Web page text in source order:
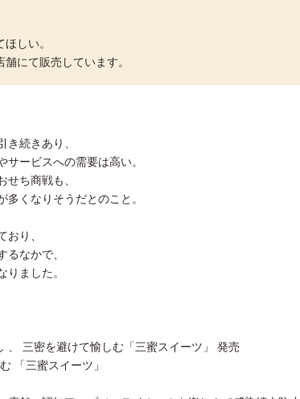
しい。
にて販売しています。
き続きあり、
ービスへの需要は高い。
ち商戦も、
多くなりそうだとのこと。
り、
るなかで、
ました。
、 三密を避けて愉しむ「三蜜スイーツ」 発売
「三蜜スイーツ」